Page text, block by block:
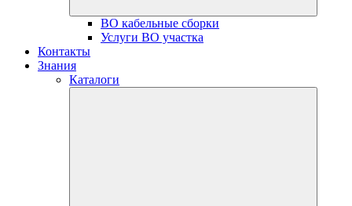
ВО кабельные сборки
Услуги ВО участка
Контакты
Знания
Каталоги